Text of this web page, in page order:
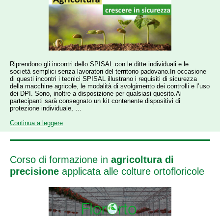
Riprendono gli incontri dello SPISAL con le ditte individuali e le
società semplici senza lavoratori del territorio padovano.In occasione
di questi incontri i tecnici SPISAL illustrano i requisiti di sicurezza
della macchine agricole, le modalità di svolgimento dei controlli e l’uso
dei DPI. Sono, inoltre a disposizione per qualsiasi quesito.Ai
partecipanti sarà consegnato un kit contenente dispositivi di
protezione individuale, …
Continua a leggere
Corso di formazione in agricoltura di
precisione applicata alle colture ortofloricole